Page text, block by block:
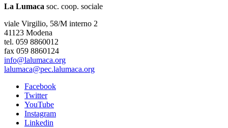
La Lumaca soc. coop. sociale
viale Virgilio, 58/M interno 2
41123 Modena
tel. 059 8860012
fax 059 8860124
info@lalumaca.org
lalumaca@pec.lalumaca.org
Facebook
Twitter
YouTube
Instagram
Linkedin